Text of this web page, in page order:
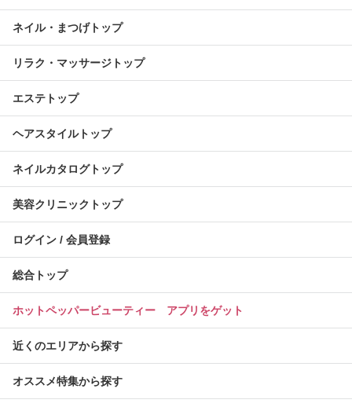
ネイル・まつげトップ
リラク・マッサージトップ
エステトップ
ヘアスタイルトップ
ネイルカタログトップ
美容クリニックトップ
ログイン / 会員登録
総合トップ
ホットペッパービューティー アプリをゲット
近くのエリアから探す
オススメ特集から探す